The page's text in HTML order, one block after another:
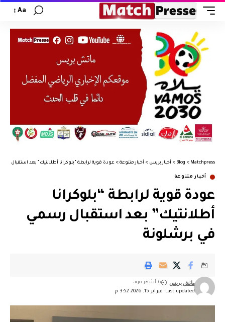
Aa
Matchpress
>
Blog
> أخبار بريس > أخبار متنوعة > عودة قوية لرابطة “بلوكرانا أطلانتيك” بعد استقبال
أخبار متنوعة
عودة قوية لرابطة “بلوكرانا
أطلانتيك” بعد استقبال رسمي
في برشلونة
Last updated: فبراير 15, 2026 3:52 م
ماتش بريس 6 أشهر ago